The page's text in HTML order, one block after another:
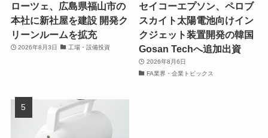
ローツェ、広島県福山市の
本社に新社屋を建設 開発ク
リーンルームを拡充
2026年8月3日 工場・設備投資
セイコーエプソン、ペロブ
スカイト太陽電池向けイン
クジェット装置開発の韓国
Gosan Techへ追加出資
2026年8月6日
FA業界・企業トピックス